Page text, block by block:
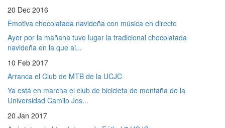
20 Dec 2016
Emotiva chocolatada navideña con música en directo
Ayer por la mañana tuvo lugar la tradicional chocolatada
navideña en la que al...
10 Feb 2017
Arranca el Club de MTB de la UCJC
Ya está en marcha el club de bicicleta de montaña de la
Universidad Camilo Jos...
20 Jan 2017